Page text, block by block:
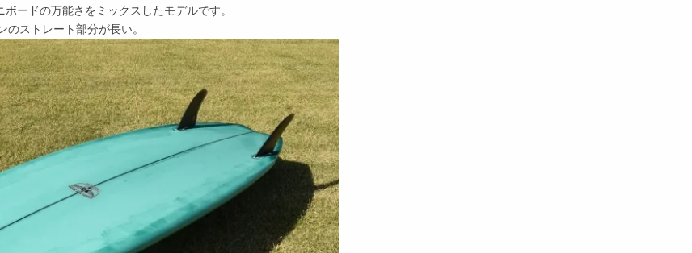
ードの万能さをミックスしたモデルです。
ストレート部分が長い。